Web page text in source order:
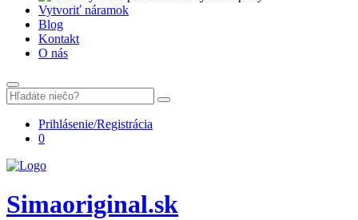
Vytvoriť náramok
Blog
Kontakt
O nás
Prihlásenie/Registrácia
0
Simaoriginal.sk